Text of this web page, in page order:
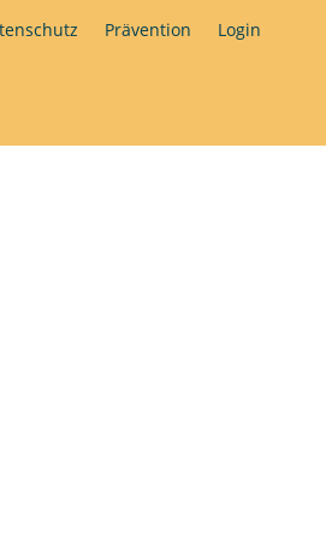
Prävention Login